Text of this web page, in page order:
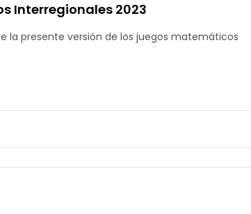
Interregionales 2023
la presente versión de los juegos matemáticos